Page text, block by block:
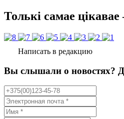
Толькі самае
Написать в редакцию
Вы слышали о новостях?